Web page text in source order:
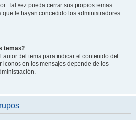
Tal vez pueda cerrar sus propios temas
le hayan concedido los administradores.
temas?
del tema para indicar el contenido del
iconos en los mensajes depende de los